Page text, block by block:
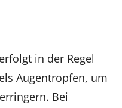
in der Regel
Augentropfen, um
Bei